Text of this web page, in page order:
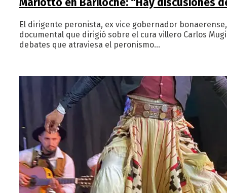
El dirigente peronista, ex vice gobernador
documental que dirigió sobre el cura villero Carlos
debates que atraviesa el peronismo…